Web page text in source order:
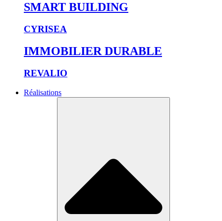
SMART BUILDING
CYRISEA
IMMOBILIER DURABLE
REVALIO
Réalisations